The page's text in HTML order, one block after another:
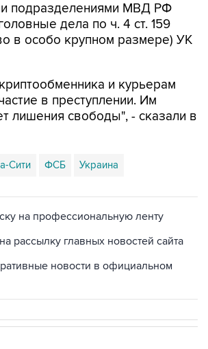
подразделениями МВД РФ
дела по ч. 4 ст. 159
в особо крупном размере) УК
и курьерам
в преступлении. Им
лишения свободы", - сказали в
Сити ФСБ Украина
на профессиональную ленту
рассылку главных новостей сайта
новости в официальном